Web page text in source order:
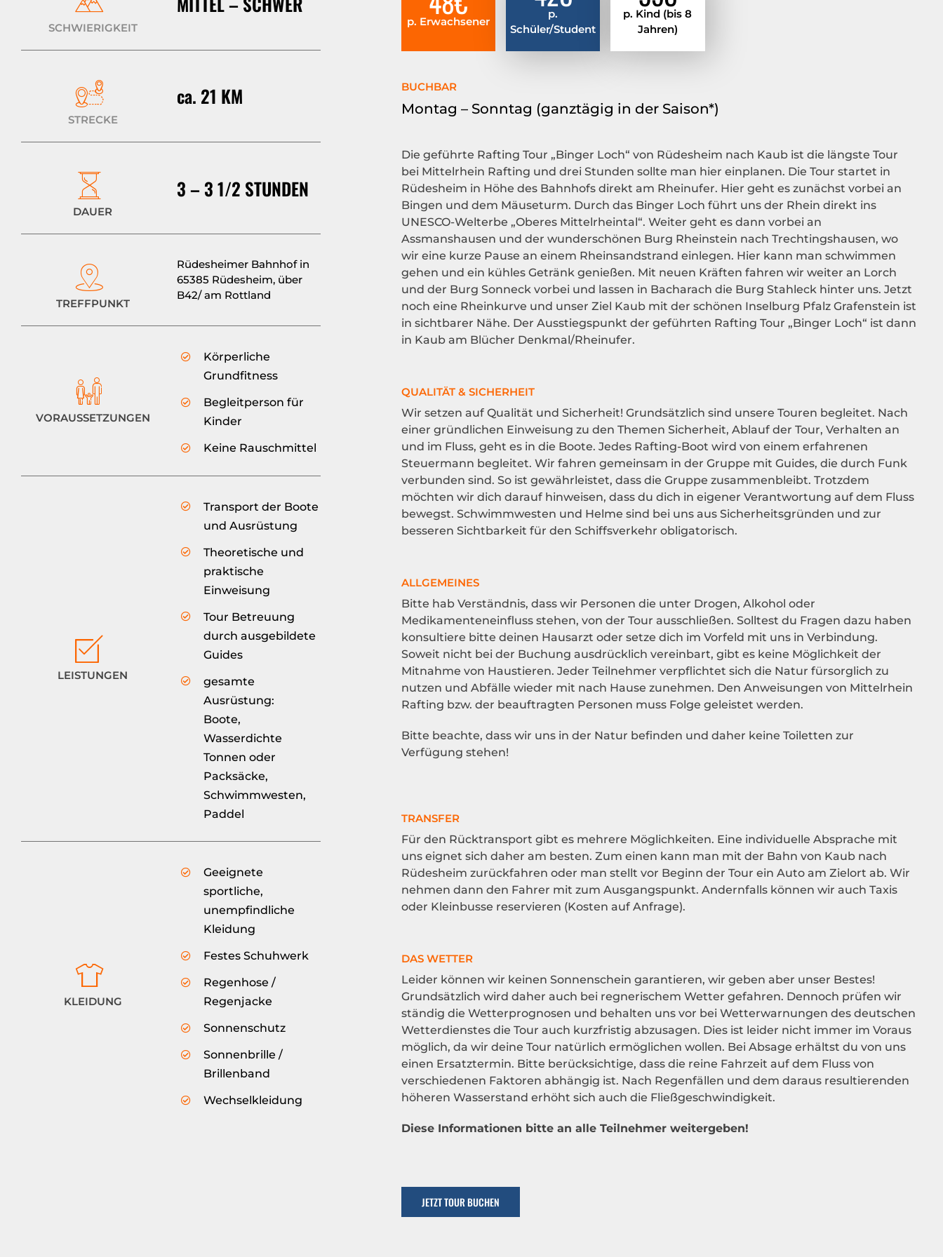
SCHWIERIGKEIT
STRECKE
ca. 21 KM
DAUER
3 – 3 1/2 STUNDEN
TREFFPUNKT
Rüdesheimer Bahnhof in
65385 Rüdesheim, über
B42/ am Rottland
VORAUSSETZUNGEN
Körperliche
Grundfitness
Begleitperson für
Kinder
Keine Rauschmittel
LEISTUNGEN
Transport der Boote
und Ausrüstung
Theoretische und
praktische
Einweisung
Tour Betreuung
durch ausgebildete
Guides
gesamte
Ausrüstung:
Boote,
Wasserdichte
Tonnen oder
Packsäcke,
Schwimmwesten,
Paddel
KLEIDUNG
Geeignete
sportliche,
unempfindliche
Kleidung
Festes Schuhwerk
Regenhose /
Regenjacke
Sonnenschutz
Sonnenbrille /
Brillenband
Wechselkleidung
p. Erwachsener
p.
Schüler/Student
p. Kind (bis 8
Jahren)
BUCHBAR
Montag – Sonntag (ganztägig in der Saison*)
Die geführte Rafting Tour „Binger Loch“ von Rüdesheim nach Kaub ist die längste Tour
bei Mittelrhein Rafting und drei Stunden sollte man hier einplanen. Die Tour startet in
Rüdesheim in Höhe des Bahnhofs direkt am Rheinufer. Hier geht es zunächst vorbei an
Bingen und dem Mäuseturm. Durch das Binger Loch führt uns der Rhein direkt ins
UNESCO-Welterbe „Oberes Mittelrheintal“. Weiter geht es dann vorbei an
Assmanshausen und der wunderschönen Burg Rheinstein nach Trechtingshausen, wo
wir eine kurze Pause an einem Rheinsandstrand einlegen. Hier kann man schwimmen
gehen und ein kühles Getränk genießen. Mit neuen Kräften fahren wir weiter an Lorch
und der Burg Sonneck vorbei und lassen in Bacharach die Burg Stahleck hinter uns. Jetzt
noch eine Rheinkurve und unser Ziel Kaub mit der schönen Inselburg Pfalz Grafenstein ist
in sichtbarer Nähe. Der Ausstiegspunkt der geführten Rafting Tour „Binger Loch“ ist dann
in Kaub am Blücher Denkmal/Rheinufer.
QUALITÄT & SICHERHEIT
Wir setzen auf Qualität und Sicherheit! Grundsätzlich sind unsere Touren begleitet. Nach
einer gründlichen Einweisung zu den Themen Sicherheit, Ablauf der Tour, Verhalten an
und im Fluss, geht es in die Boote. Jedes Rafting-Boot wird von einem erfahrenen
Steuermann begleitet. Wir fahren gemeinsam in der Gruppe mit Guides, die durch Funk
verbunden sind. So ist gewährleistet, dass die Gruppe zusammenbleibt. Trotzdem
möchten wir dich darauf hinweisen, dass du dich in eigener Verantwortung auf dem Fluss
bewegst. Schwimmwesten und Helme sind bei uns aus Sicherheitsgründen und zur
besseren Sichtbarkeit für den Schiffsverkehr obligatorisch.
ALLGEMEINES
Bitte hab Verständnis, dass wir Personen die unter Drogen, Alkohol oder
Medikamenteneinfluss stehen, von der Tour ausschließen. Solltest du Fragen dazu haben
konsultiere bitte deinen Hausarzt oder setze dich im Vorfeld mit uns in Verbindung.
Soweit nicht bei der Buchung ausdrücklich vereinbart, gibt es keine Möglichkeit der
Mitnahme von Haustieren. Jeder Teilnehmer verpflichtet sich die Natur fürsorglich zu
nutzen und Abfälle wieder mit nach Hause zunehmen. Den Anweisungen von Mittelrhein
Rafting bzw. der beauftragten Personen muss Folge geleistet werden.
Bitte beachte, dass wir uns in der Natur befinden und daher keine Toiletten zur
Verfügung stehen!
TRANSFER
Für den Rücktransport gibt es mehrere Möglichkeiten. Eine individuelle Absprache mit
uns eignet sich daher am besten. Zum einen kann man mit der Bahn von Kaub nach
Rüdesheim zurückfahren oder man stellt vor Beginn der Tour ein Auto am Zielort ab. Wir
nehmen dann den Fahrer mit zum Ausgangspunkt. Andernfalls können wir auch Taxis
oder Kleinbusse reservieren (Kosten auf Anfrage).
DAS WETTER
Leider können wir keinen Sonnenschein garantieren, wir geben aber unser Bestes!
Grundsätzlich wird daher auch bei regnerischem Wetter gefahren. Dennoch prüfen wir
ständig die Wetterprognosen und behalten uns vor bei Wetterwarnungen des deutschen
Wetterdienstes die Tour auch kurzfristig abzusagen. Dies ist leider nicht immer im Voraus
möglich, da wir deine Tour natürlich ermöglichen wollen. Bei Absage erhältst du von uns
einen Ersatztermin. Bitte berücksichtige, dass die reine Fahrzeit auf dem Fluss von
verschiedenen Faktoren abhängig ist. Nach Regenfällen und dem daraus resultierenden
höheren Wasserstand erhöht sich auch die Fließgeschwindigkeit.
Diese Informationen bitte an alle Teilnehmer weitergeben!
JETZT TOUR BUCHEN